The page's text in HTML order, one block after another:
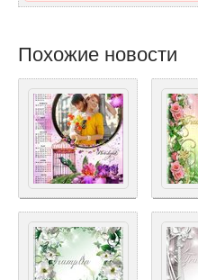
Похожие новости